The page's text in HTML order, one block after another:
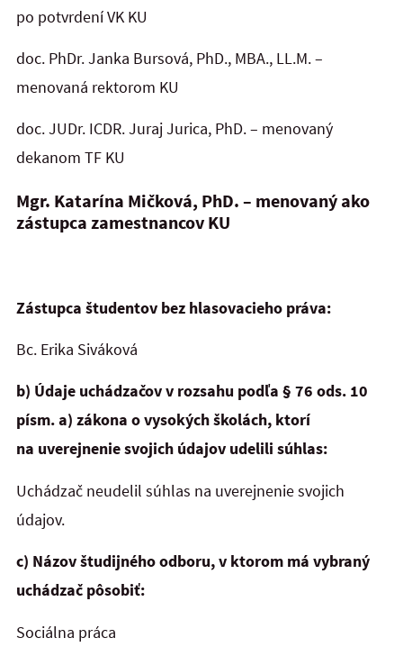
po potvrdení VK KU
doc. PhDr. Janka Bursová, PhD., MBA., LL.M. –
menovaná rektorom KU
doc. JUDr. ICDR. Juraj Jurica, PhD. – menovaný
dekanom TF KU
Mgr. Katarína Mičková, PhD. – menovaný ako
zástupca zamestnancov KU
Zástupca študentov bez hlasovacieho práva:
Bc. Erika Siváková
b) Údaje uchádzačov v rozsahu podľa § 76 ods. 10
písm. a) zákona o vysokých školách, ktorí
na uverejnenie svojich údajov udelili súhlas:
Uchádzač neudelil súhlas na uverejnenie svojich
údajov.
c) Názov študijného odboru, v ktorom má vybraný
uchádzač pôsobiť:
Sociálna práca